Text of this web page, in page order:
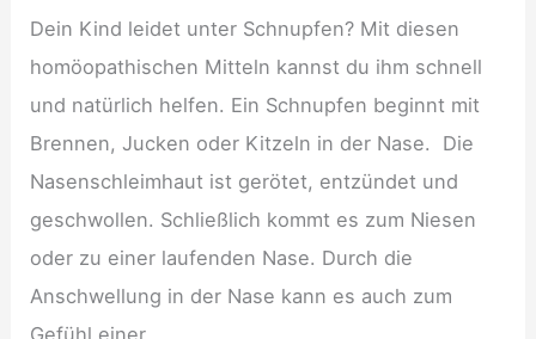
Dein Kind leidet unter Schnupfen? Mit diesen
homöopathischen Mitteln kannst du ihm schnell
und natürlich helfen. Ein Schnupfen beginnt mit
Brennen, Jucken oder Kitzeln in der Nase. Die
Nasenschleimhaut ist gerötet, entzündet und
geschwollen. Schließlich kommt es zum Niesen
oder zu einer laufenden Nase. Durch die
Anschwellung in der Nase kann es auch zum
Gefühl einer